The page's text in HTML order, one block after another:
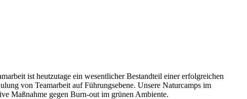
ist heutzutage ein wesentlicher Bestandteil einer erfolgreichen
von Teamarbeit auf Führungsebene. Unsere Naturcamps im
Maßnahme gegen Burn-out im grünen Ambiente.